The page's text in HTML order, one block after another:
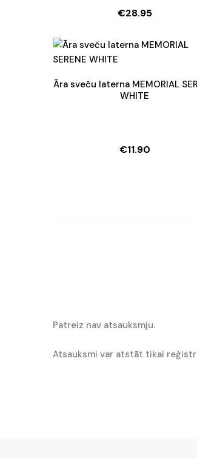
€28.95
Āra sveču laterna MEMORIAL
WHITE
€11.90
Patreiz nav atsauksmju.
Atsauksmi var atstāt tikai